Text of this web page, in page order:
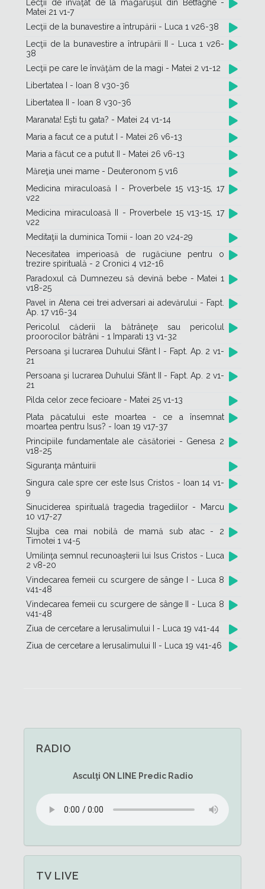
Lecţii de învăţat de la măgăruşul din Betfaghe -
Matei 21 v1-7
Lecţii de la bunavestire a întrupării - Luca 1 v26-38
Lecţii de la bunavestire a întrupării II - Luca 1 v26-
38
Lecţii pe care le învăţăm de la magi - Matei 2 v1-12
Libertatea I - Ioan 8 v30-36
Libertatea II - Ioan 8 v30-36
Maranata! Eşti tu gata? - Matei 24 v1-14
Maria a facut ce a putut I - Matei 26 v6-13
Maria a făcut ce a putut II - Matei 26 v6-13
Măreţia unei mame - Deuteronom 5 v16
Medicina miraculoasă I - Proverbele 15 v13-15, 17
v22
Medicina miraculoasă II - Proverbele 15 v13-15, 17
v22
Meditaţii la duminica Tomii - Ioan 20 v24-29
Necesitatea imperioasă de rugăciune pentru o
trezire spirituală - 2 Cronici 4 v12-16
Paradoxul că Dumnezeu să devină bebe - Matei 1
v18-25
Pavel in Atena cei trei adversari ai adevărului - Fapt.
Ap. 17 v16-34
Pericolul căderii la bătrâneţe sau pericolul
proorocilor bătrâni - 1 Imparati 13 v1-32
Persoana şi lucrarea Duhului Sfânt I - Fapt. Ap. 2 v1-
21
Persoana şi lucrarea Duhului Sfânt II - Fapt. Ap. 2 v1-
21
Pilda celor zece fecioare - Matei 25 v1-13
Plata păcatului este moartea - ce a însemnat
moartea pentru Isus? - Ioan 19 v17-37
Principiile fundamentale ale căsătoriei - Genesa 2
v18-25
Siguranţa mântuirii
Singura cale spre cer este Isus Cristos - Ioan 14 v1-
9
Sinuciderea spirituală tragedia tragediilor - Marcu
10 v17-27
Slujba cea mai nobilă de mamă sub atac - 2
Timotei 1 v4-5
Umilinţa semnul recunoaşterii lui Isus Cristos - Luca
2 v8-20
Vindecarea femeii cu scurgere de sânge I - Luca 8
v41-48
Vindecarea femeii cu scurgere de sânge II - Luca 8
v41-48
Ziua de cercetare a Ierusalimului I - Luca 19 v41-44
Ziua de cercetare a Ierusalimului II - Luca 19 v41-46
RADIO
Asculţi ON LINE Predic Radio
TV LIVE